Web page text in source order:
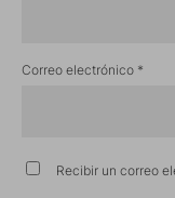
Correo electrónico *
Recibir un correo